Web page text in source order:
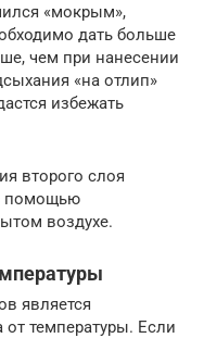
«мокрым»,
дать больше
чем при нанесении
«на отлип»
избежать
второго слоя
помощью
воздухе.
является
температуры. Если